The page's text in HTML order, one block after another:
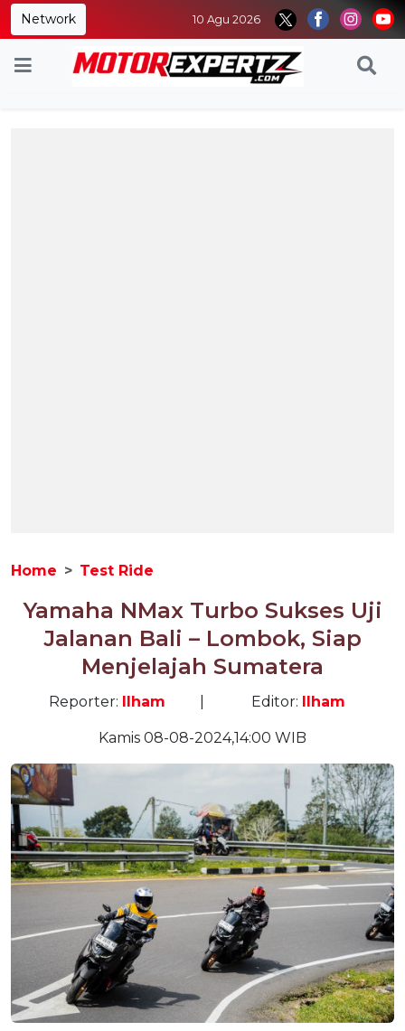
Network 10 Agu 2026
Home Test Ride
Yamaha NMax Turbo Sukses Uji
Jalanan Bali – Lombok, Siap
Menjelajah Sumatera
Reporter: Ilham Editor: Ilham
Kamis 08-08-2024,14:00 WIB